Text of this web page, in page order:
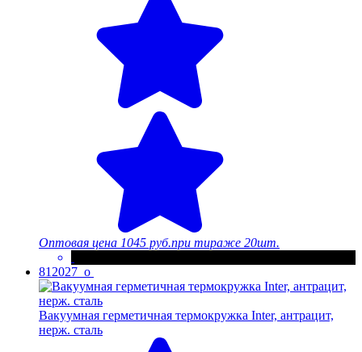
Оптовая цена 1045 руб.при тираже 20шт.
812027_o
Вакуумная герметичная термокружка Inter, антрацит,
нерж. сталь